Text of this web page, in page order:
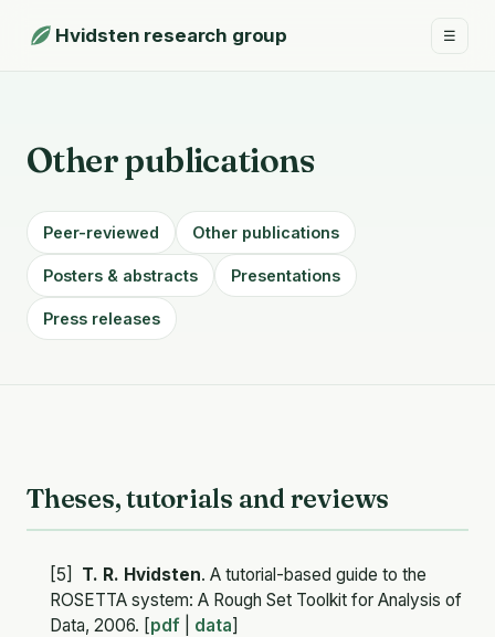
Hvidsten research group ☰
Other publications
Peer-reviewed Other publications
Posters & abstracts Presentations
Press releases
Theses, tutorials and reviews
[5] T. R. Hvidsten. A tutorial-based guide to the
ROSETTA system: A Rough Set Toolkit for Analysis of
Data, 2006. [pdf| data]